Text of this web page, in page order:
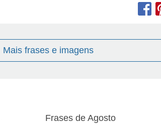
Mais frases e imagens
Frases de Agosto